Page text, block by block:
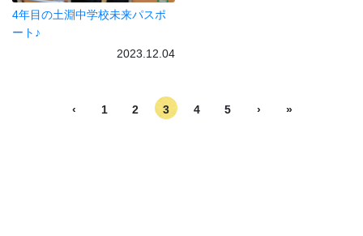
4年目の土淵中学校未来パスポ
ート♪
2023.12.04
‹ 1 2 3 4 5 › »